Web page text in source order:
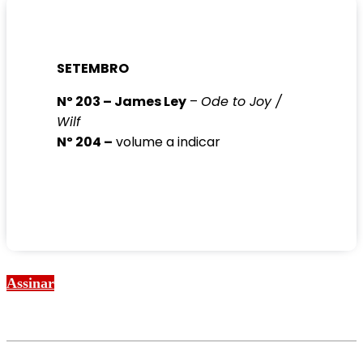
SETEMBRO
Nº 203 – James Ley – Ode to Joy /
Wilf
Nº 204 – volume a indicar
Assinar